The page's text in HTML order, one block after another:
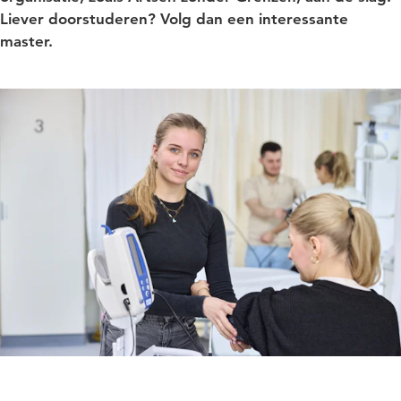
Liever doorstuderen? Volg dan een interessante
master.